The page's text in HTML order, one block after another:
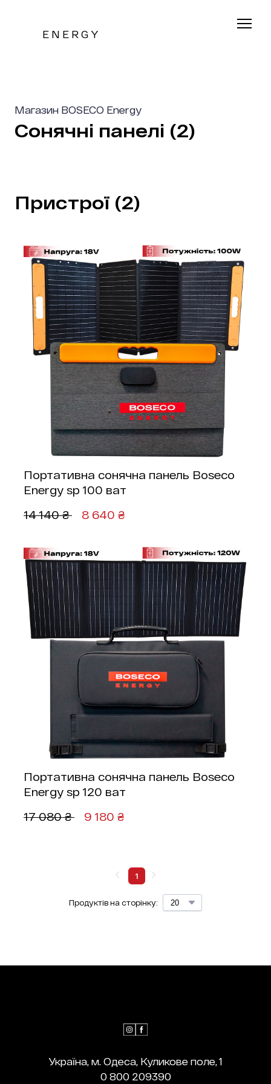
E N E R G Y
Магазин BOSECO Energy
Сонячні панелі (2)
Пристрої (2)
Портативна сонячна панель Boseco
Energy sp 100 ват
14 140 ₴
8 640 ₴
Портативна сонячна панель Boseco
Energy sp 120 ват
17 080 ₴
9 180 ₴
Продуктів на сторінку:
1
Україна, м. Одеса, Куликове поле, 1
0 800 209390